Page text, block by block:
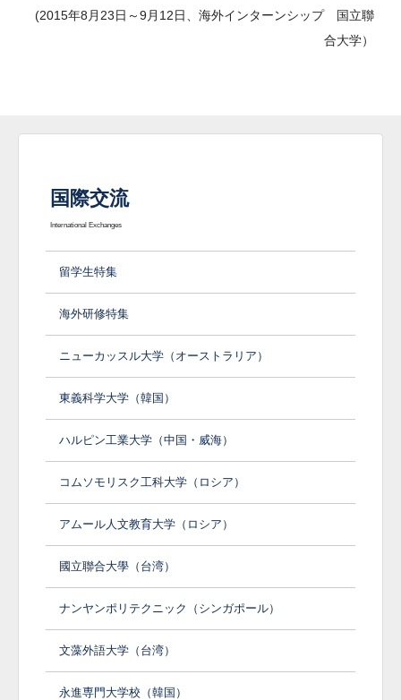
(2015年8月23日～9月12日、海外インターンシップ 国立聯
合大学）
国際交流
International Exchanges
留学生特集
海外研修特集
ニューカッスル大学（オーストラリア）
東義科学大学（韓国）
ハルピン工業大学（中国・威海）
コムソモリスク工科大学（ロシア）
アムール人文教育大学（ロシア）
國立聯合大學（台湾）
ナンヤンポリテクニック（シンガポール）
文藻外語大学（台湾）
永進専門大学校（韓国）